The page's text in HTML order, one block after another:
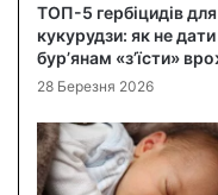
ТОП-5 гербіцидів для
кукурудзи: як не дати
бур’янам «з’їсти»
28 Березня 2026